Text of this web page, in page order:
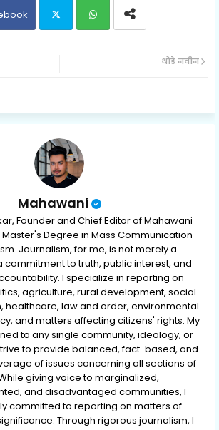
ap
थोडे नवीन
Mahawani
Founder and Chief Editor of Mahawani
Degree in Mass Communication
Journalism, for me, is not merely a
commitment to truth, public interest, and
I specialize in reporting on
agriculture, rural development, social
healthcare, law and order, environmental
and matters affecting citizens' rights. My
to any single community, ideology, or
to provide balanced, fact-based, and
of issues concerning all sections of
giving voice to marginalized,
and disadvantaged communities, I
committed to reporting on matters of
Through rigorous journalism, I